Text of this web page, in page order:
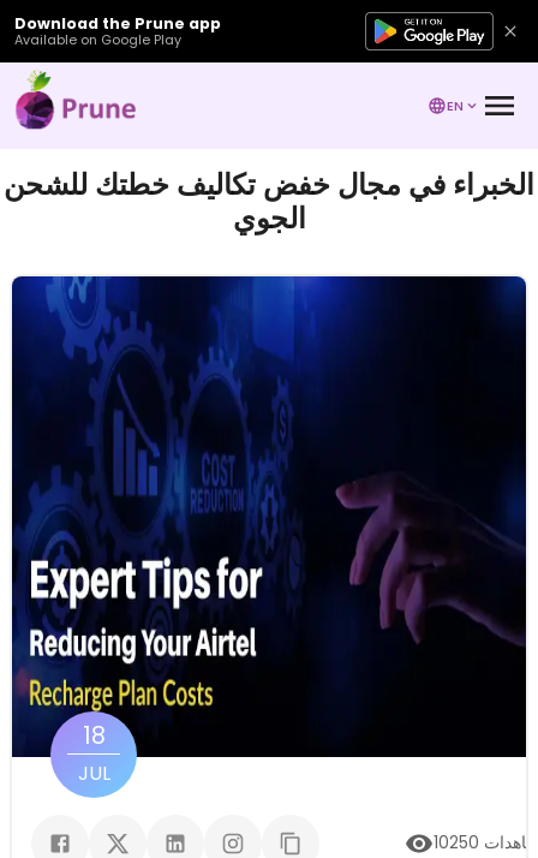
Download the Prune app
Available on Google Play
EN
الخبراء في مجال خفض تكاليف خطتك للشحن
الجوي
18
JUL
10250